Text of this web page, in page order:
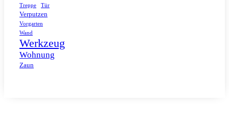
Treppe Tür
Verputzen
Vorgarten
Wand
Werkzeug
Wohnung
Zaun